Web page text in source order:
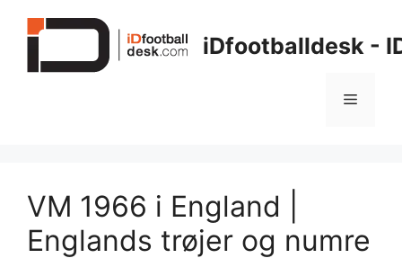
iDfootballdesk -
Menu
VM 1966 i England |
Englands trøjer og numre